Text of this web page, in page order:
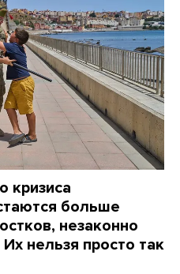
кризиса
больше
незаконно
нельзя просто так